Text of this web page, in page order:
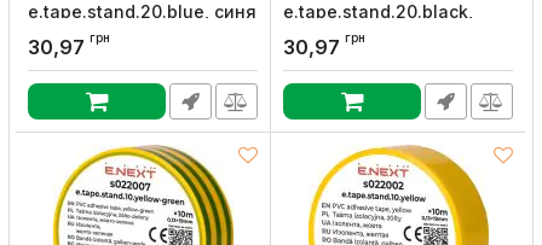
e.tape.stand.20.blue, синя
(20м), E.NEXT
Артикул:
30,97 грн
e.tape.stand.20.black,
чорна (20м), E.NEXT
Артикул:
30,97 грн